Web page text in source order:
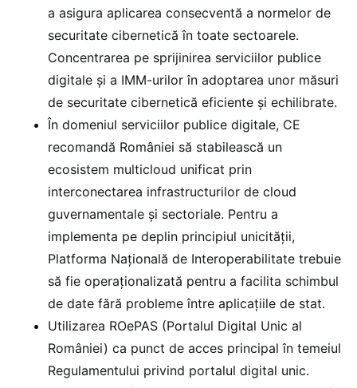
a asigura aplicarea consecventă a normelor de
securitate cibernetică în toate sectoarele.
Concentrarea pe sprijinirea serviciilor publice
digitale și a IMM-urilor în adoptarea unor măsuri
de securitate cibernetică eficiente și echilibrate.
În domeniul serviciilor publice digitale, CE
recomandă României să stabilească un
ecosistem multicloud unificat prin
interconectarea infrastructurilor de cloud
guvernamentale şi sectoriale. Pentru a
implementa pe deplin principiul unicităţii,
Platforma Naţională de Interoperabilitate trebuie
să fie operaţionalizată pentru a facilita schimbul
de date fără probleme între aplicaţiile de stat.
Utilizarea ROePAS (Portalul Digital Unic al
României) ca punct de acces principal în temeiul
Regulamentului privind portalul digital unic.